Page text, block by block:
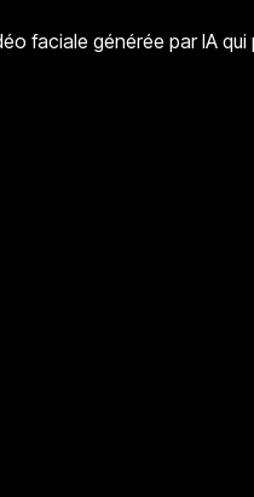
faciale générée par IA